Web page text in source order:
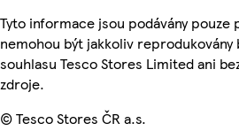
Tyto informace jsou podávány
nemohou být jakkoliv
souhlasu Tesco Stores Limited ani
zdroje.
© Tesco Stores ČR a.s.